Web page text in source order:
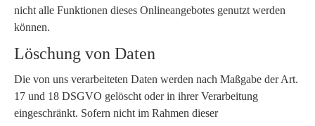
nicht alle Funktionen dieses Onlineangebotes genutzt werden
können.
Löschung von Daten
Die von uns verarbeiteten Daten werden nach Maßgabe der Art.
17 und 18 DSGVO gelöscht oder in ihrer Verarbeitung
eingeschränkt. Sofern nicht im Rahmen dieser